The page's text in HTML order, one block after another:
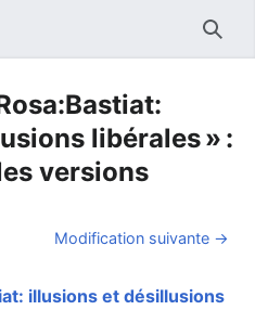
libérales » :
versions
Modification suivante →
illusions et désillusions